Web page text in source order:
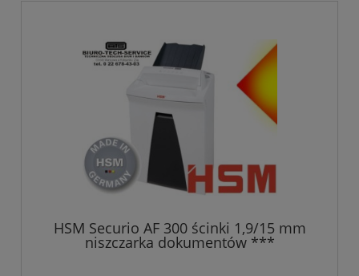
HSM Securio AF 300 ścinki 1,9/15 mm
niszczarka dokumentów ***